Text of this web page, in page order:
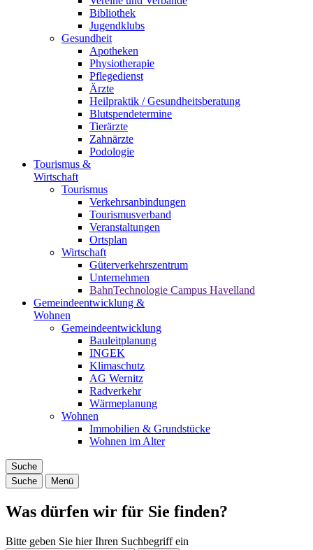
Bibliothek
Jugendklubs
Gesundheit
Apotheken
Physiotherapie
Pflegedienst
Ärzte
Heilpraktik / Gesundheitsberatung
Blutspendetermine
Tierärzte
Zahnärzte
Podologie
Tourismus &
Wirtschaft
Tourismus
Verkehrsanbindungen
Tourismusverband
Veranstaltungen
Ortsplan
Wirtschaft
Güterverkehrszentrum
Unternehmen
BahnTechnologie Campus Havelland
Gemeindeentwicklung &
Wohnen
Gemeindeentwicklung
Bauleitplanung
INGEK
Klimaschutz
AG Wernitz
Radverkehr
Wärmeplanung
Wohnen
Immobilien & Grundstücke
Wohnen im Alter
Suche
Suche
Menü
Was dürfen wir für Sie finden?
Bitte geben Sie hier Ihren Suchbegriff ein